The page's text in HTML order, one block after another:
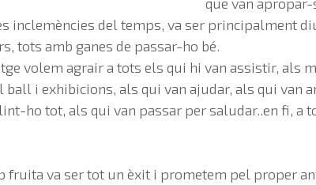
inclemències del temps, va ser principalment
tots amb ganes de passar-ho bé.
volem agrair a tots els qui hi van assistir, als
i exhibicions, als qui van ajudar, als qui van
ho tot, als qui van passar per saludar..en fi, a
fruita va ser tot un èxit i prometem pel proper